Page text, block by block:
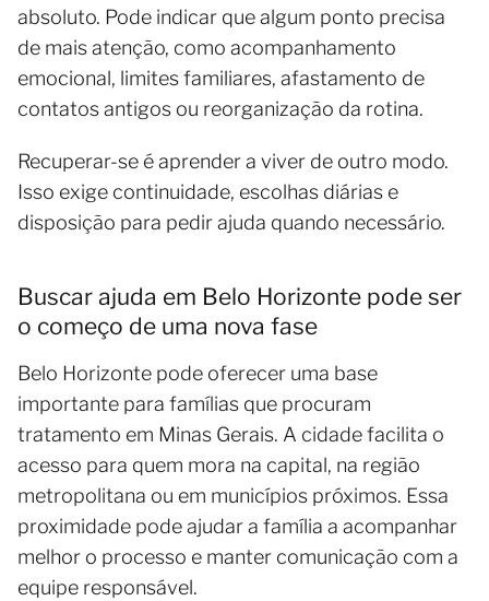
absoluto. Pode indicar que algum ponto precisa
de mais atenção, como acompanhamento
emocional, limites familiares, afastamento de
contatos antigos ou reorganização da rotina.
Recuperar-se é aprender a viver de outro modo.
Isso exige continuidade, escolhas diárias e
disposição para pedir ajuda quando necessário.
Buscar ajuda em Belo Horizonte pode ser
o começo de uma nova fase
Belo Horizonte pode oferecer uma base
importante para famílias que procuram
tratamento em Minas Gerais. A cidade facilita o
acesso para quem mora na capital, na região
metropolitana ou em municípios próximos. Essa
proximidade pode ajudar a família a acompanhar
melhor o processo e manter comunicação com a
equipe responsável.